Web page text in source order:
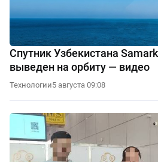
Спутник Узбекистана
выведен на орбиту — видео
Технологии5 августа 09:08